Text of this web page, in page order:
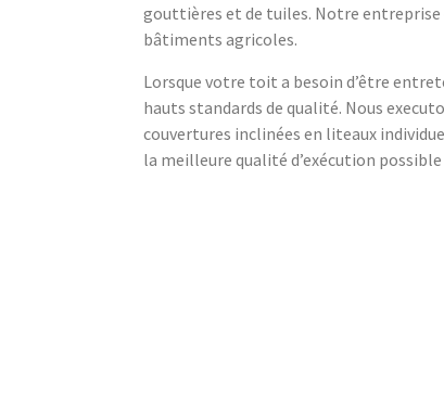
gouttières et de tuiles. Notre entreprise
bâtiments agricoles.
Lorsque votre toit a besoin d’être
hauts standards de qualité. Nous
couvertures inclinées en liteaux
la meilleure qualité d’exécution